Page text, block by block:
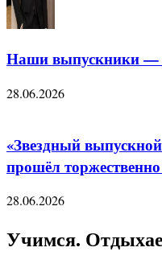
Наши выпускники —
28.06.2026
«Звездный
прошёл
28.06.2026
Учимся.